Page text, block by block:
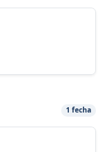
1 fecha